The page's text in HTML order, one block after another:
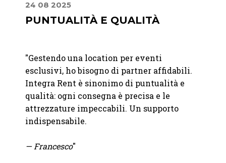
24 08 2025
PUNTUALITÀ E QUALITÀ
"Gestendo una location per eventi
esclusivi, ho bisogno di partner affidabili.
Integra Rent è sinonimo di puntualità e
qualità: ogni consegna è precisa e le
attrezzature impeccabili. Un supporto
indispensabile.
— Francesco"